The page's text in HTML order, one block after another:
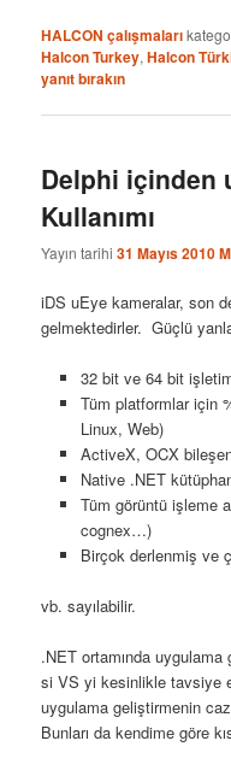
HALCON çalışmaları
Halcon Turkey,Halcon
yanıt bırakın
Delphi içinden
Kullanımı
Yayın tarihi31 Mayıs 2010
iDS uEye kameralar, son
gelmektedirler. Güçlü
32 bit ve 64 bit
Tüm platformlar için
Linux, Web)
ActiveX, OCX
Native .NET
Tüm görüntü işleme
cognex…)
Birçok derlenmiş ve
vb. sayılabilir.
.NET ortamında
si VS yi kesinlikle tavsiye
uygulama geliştirmenin
Bunları da kendime göre